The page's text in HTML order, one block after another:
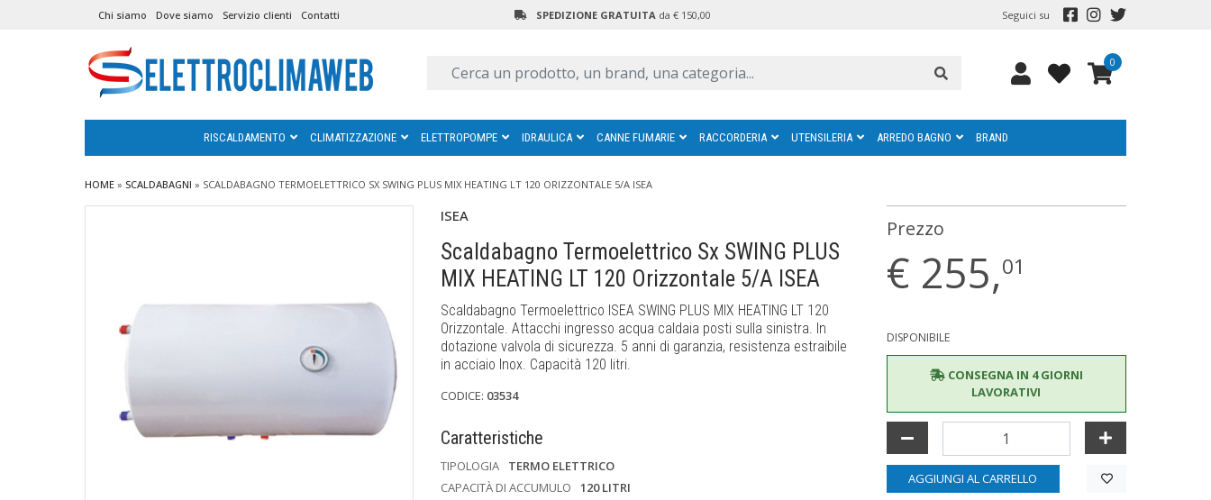
Chi siamo Dove siamo Servizio clienti Contatti SPEDIZIONE GRATUITA da € 150,00 Seguici su
0
RISCALDAMENTO CLIMATIZZAZIONE ELETTROPOMPE IDRAULICA CANNE FUMARIE RACCORDERIA UTENSILERIA ARREDO BAGNO BRAND
HOME» SCALDABAGNI » SCALDABAGNO TERMOELETTRICO SX SWING PLUS MIX HEATING LT 120 ORIZZONTALE 5/A ISEA
ISEA
Scaldabagno Termoelettrico Sx SWING PLUS
MIX HEATING LT 120 Orizzontale 5/A ISEA
Scaldabagno Termoelettrico ISEA SWING PLUS MIX HEATING LT 120
Orizzontale. Attacchi ingresso acqua caldaia posti sulla sinistra. In
dotazione valvola di sicurezza. 5 anni di garanzia, resistenza estraibile
in acciaio Inox. Capacità 120 litri.
CODICE: 03534
Caratteristiche
TIPOLOGIA
TERMO ELETTRICO
CAPACITÀ DI ACCUMULO
120 LITRI
Prezzo
€ 255,01
DISPONIBILE
CONSEGNA IN 4 GIORNI
LAVORATIVI
AGGIUNGI AL CARRELLO